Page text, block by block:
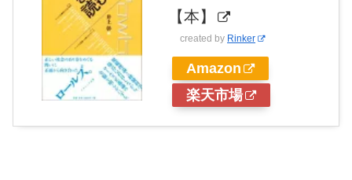
【本】
created by Rinker
Amazon
楽天市場